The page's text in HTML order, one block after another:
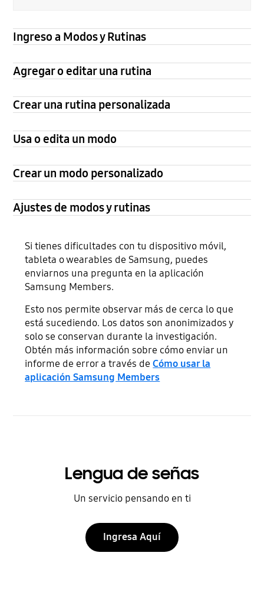
Ingreso a Modos y Rutinas
Agregar o editar una rutina
Crear una rutina personalizada
Usa o edita un modo
Crear un modo personalizado
Ajustes de modos y rutinas
Si tienes dificultades con tu dispositivo móvil,
tableta o wearables de Samsung, puedes
enviarnos una pregunta en la aplicación
Samsung Members.
Esto nos permite observar más de cerca lo que
está sucediendo. Los datos son anonimizados y
solo se conservan durante la investigación.
Obtén más información sobre cómo enviar un
informe de error a través deCómo usar la
aplicación Samsung Members
Lengua de señas
Un servicio pensando en ti
Ingresa Aquí